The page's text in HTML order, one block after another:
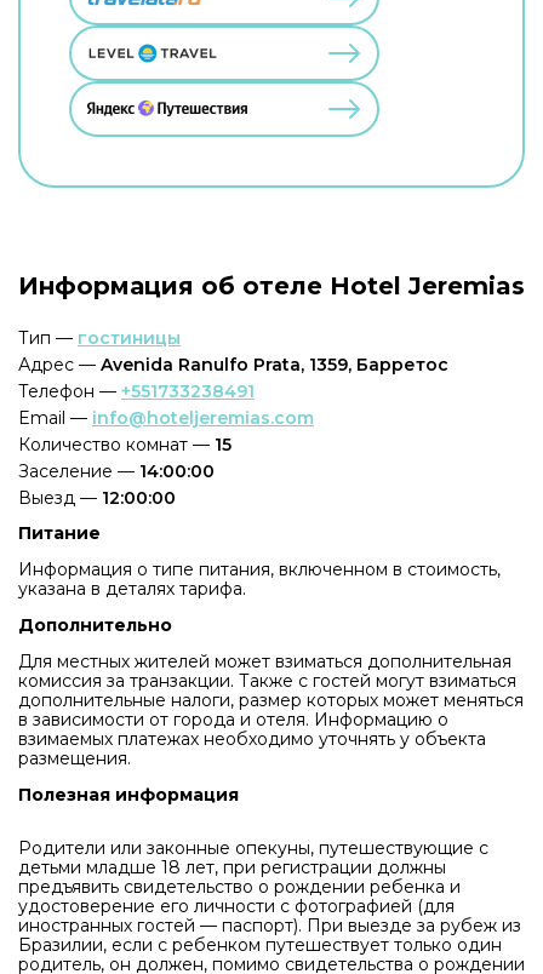
Информация об отеле Hotel Jeremias
Тип — гостиницы
Адрес — Avenida Ranulfo Prata, 1359, Барретос
Телефон — +551733238491
Email — info@hoteljeremias.com
Количество комнат — 15
Заселение — 14:00:00
Выезд — 12:00:00
Питание
Информация о типе питания, включенном в стоимость,
указана в деталях тарифа.
Дополнительно
Для местных жителей может взиматься дополнительная
комиссия за транзакции. Также с гостей могут взиматься
дополнительные налоги, размер которых может меняться
в зависимости от города и отеля. Информацию о
взимаемых платежах необходимо уточнять у объекта
размещения.
Полезная информация
Родители или законные опекуны, путешествующие с
детьми младше 18 лет, при регистрации должны
предъявить свидетельство о рождении ребенка и
удостоверение его личности с фотографией (для
иностранных гостей — паспорт). При выезде за рубеж из
Бразилии, если с ребенком путешествует только один
родитель, он должен, помимо свидетельства о рождении